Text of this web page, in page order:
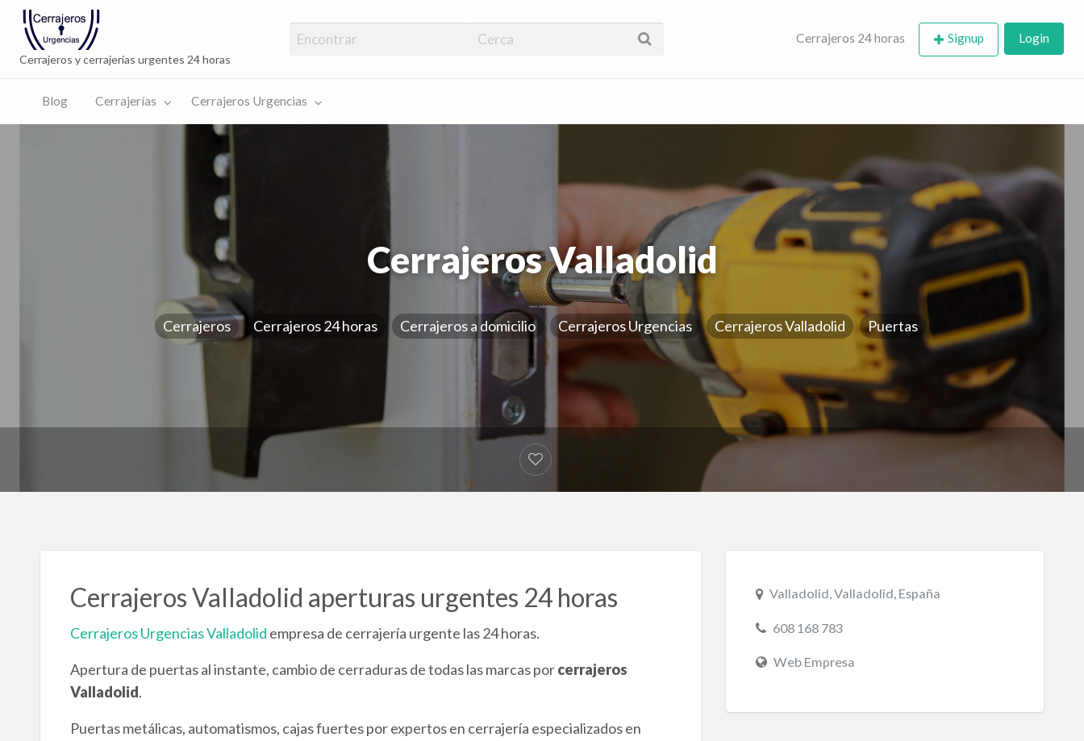
Cerrajeros Urgencias 24 horas | Cerrajero | puertas,
cambio cerraduras
Cerrajeros y cerrajerias urgentes 24 horas
Cerrajeros 24 horas Signup Login
Blog Cerrajerías Cerrajeros Urgencias
Cerrajeros Valladolid
Cerrajeros Cerrajeros 24 horas Cerrajeros a domicilio Cerrajeros Urgencias Cerrajeros Valladolid Puertas
Cerrajeros Valladolid aperturas urgentes 24 horas
Cerrajeros Urgencias Valladolid empresa de cerrajería urgente las 24 horas.
Apertura de puertas al instante, cambio de cerraduras de todas las marcas porcerrajeros
Valladolid.
Puertas metálicas, automatismos, cajas fuertes por expertos en cerrajería especializados en
Valladolid, Valladolid, España
608 168 783
Web Empresa